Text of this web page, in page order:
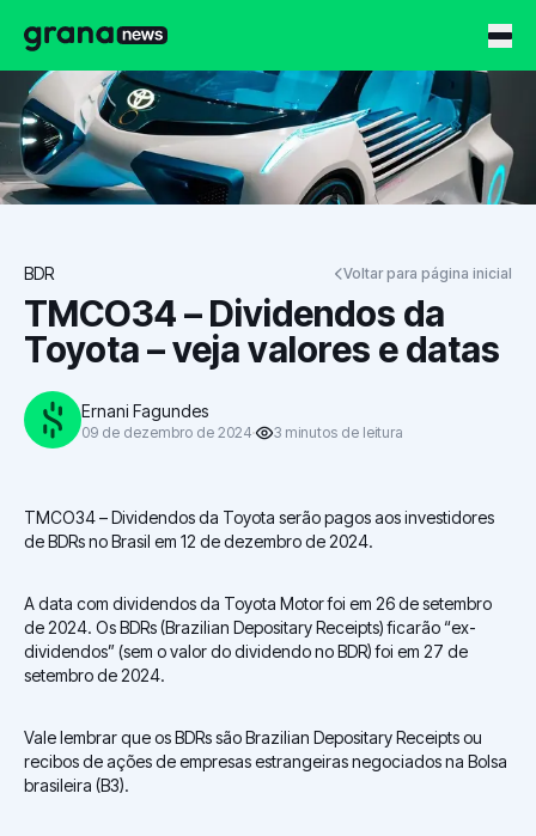
Grana News
BDR Voltar para página inicial
TMCO34 – Dividendos da
Toyota – veja valores e datas
Ernani Fagundes
09 de dezembro de 2024 3 minutos de leitura
TMCO34 – Dividendos da Toyota serão pagos aos investidores
de BDRs no Brasil em 12 de dezembro de 2024.
A data com dividendos da Toyota Motor foi em 26 de setembro
de 2024. Os BDRs (Brazilian Depositary Receipts) ficarão “ex-
dividendos” (sem o valor do dividendo no BDR) foi em 27 de
setembro de 2024.
Vale lembrar que os BDRs são Brazilian Depositary Receipts ou
recibos de ações de empresas estrangeiras negociados na Bolsa
brasileira (B3).